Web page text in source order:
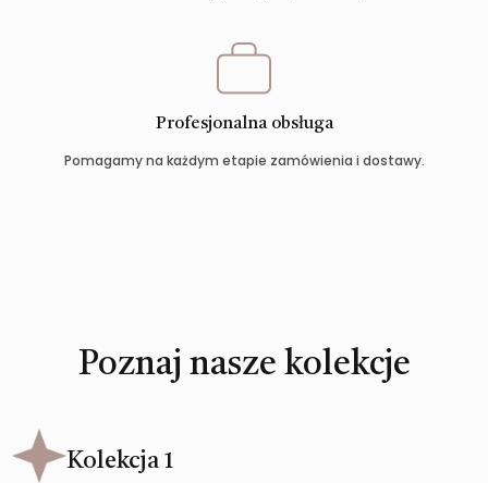
Profesjonalna obsługa
Pomagamy na każdym etapie zamówienia i dostawy.
Poznaj nasze kolekcje
Kolekcja 1